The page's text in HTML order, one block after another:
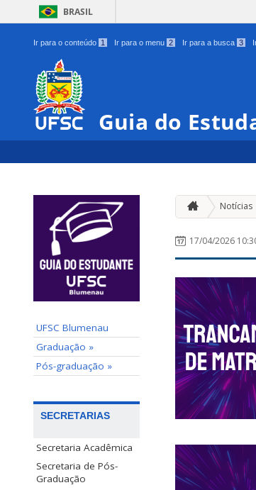
BRASIL
Ir para o conteúdo 1 Ir para o menu 2 Ir para a busca 3
Guia do
UFSC Blumenau
Graduação »
Pós-graduação »
SECRETARIAS
Secretaria Acadêmica
Secretaria de Pós-
Graduação
Notícias
17/04/2026